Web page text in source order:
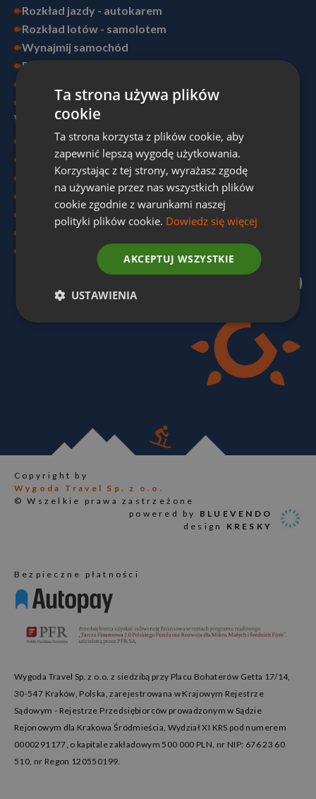
Rozkład jazdy - autokarem
Rozkład lotów - samolotem
Wynajmij samochód
Dokumenty
Dopłacam do rezerwacji
WYGODA TO MY
Wygoda Ski
Wygoda Family
Wygoda Active
Incoming
Copyright by
Wygoda Travel Sp. z o.o.
© Wszelkie prawa zastrzeżone
powered by BLUEVENDO
design
KRESKY
Bezpieczne płatności
Wygoda Travel Sp. z o.o. z siedzibą przy Placu Bohaterów Getta 17/14,
30-547 Kraków, Polska, zarejestrowana w Krajowym Rejestrze
Sądowym - Rejestrze Przedsiębiorców prowadzonym w Sądzie
Rejonowym dla Krakowa Śródmieścia, Wydział XI KRS pod numerem
0000291177, o kapitale zakładowym 500 000 PLN, nr NIP: 676 23 60
510, nr Regon 120550199.
Ta strona używa plików
cookie
Ta strona korzysta z plików cookie, aby
zapewnić lepszą wygodę użytkowania.
Korzystając z tej strony, wyrażasz zgodę
na używanie przez nas wszystkich plików
cookie zgodnie z warunkami naszej
polityki plików cookie. Dowiedz się więcej
AKCEPTUJ WSZYSTKIE
USTAWIENIA